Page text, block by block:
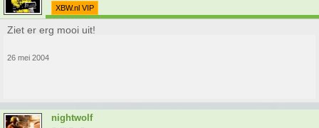
XBW.nl VIP
Ziet er erg mooi uit!
26 mei 2004
nightwolf